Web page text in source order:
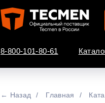
8-800-101-80-61
← Назад / Главная /